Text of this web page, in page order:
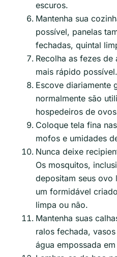
escuros.
Mantenha sua
possível, panelas
fechadas, quintal
Recolha as fezes
mais rápido possível.
Escove diariamente
normalmente são
hospedeiros de
Coloque tela fina
mofos e umidades
Nunca deixe
Os mosquitos,
depositam seus ovo
um formidável
limpa ou não.
Mantenha suas
ralos fechada,
água empossada